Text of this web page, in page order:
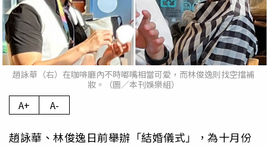
趙詠華（右）在咖啡廳內不時嘟嘴相當可愛，而林俊逸則找空擋補
妝。（圖／本刊娛樂組）
A+ A-
趙詠華、林俊逸日前舉辦「結婚儀式」，為十月份